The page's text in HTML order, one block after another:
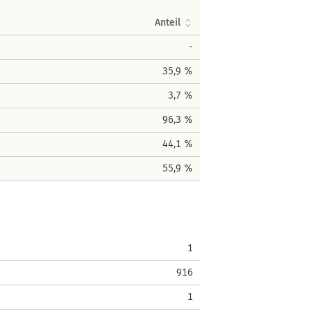
Anteil
-
35,9 %
3,7 %
96,3 %
44,1 %
55,9 %
1
916
1